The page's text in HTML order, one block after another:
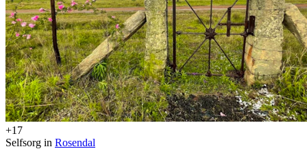
+17
Selfsorg in Rosendal